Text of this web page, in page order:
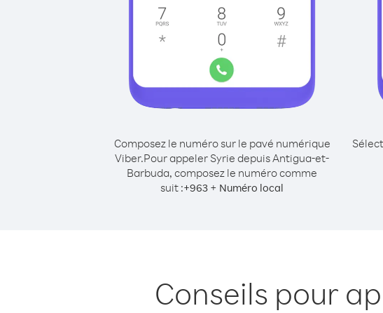
Composez le numéro sur le pavé numérique
Viber.Pour appeler Syrie depuis Antigua-et-
Barbuda, composez le numéro comme
suit :+963 + Numéro local
Conseils pour